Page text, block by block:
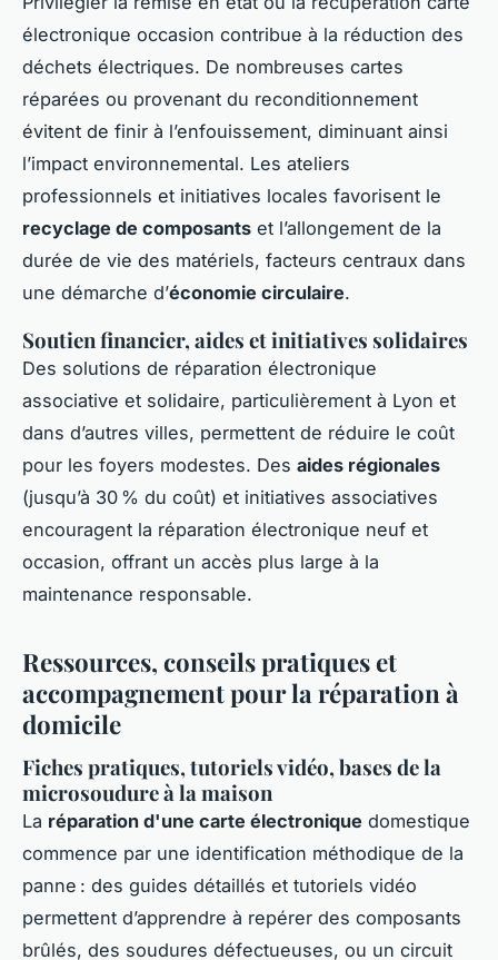
électronique occasion contribue à la réduction des
déchets électriques. De nombreuses cartes
réparées ou provenant du reconditionnement
évitent de finir à l’enfouissement, diminuant ainsi
l’impact environnemental. Les ateliers
professionnels et initiatives locales favorisent le
recyclage de composants et l’allongement de la
durée de vie des matériels, facteurs centraux dans
une démarche d’économie circulaire.
Soutien financier, aides et initiatives solidaires
Des solutions de réparation électronique
associative et solidaire, particulièrement à Lyon et
dans d’autres villes, permettent de réduire le coût
pour les foyers modestes. Des aides régionales
(jusqu’à 30 % du coût) et initiatives associatives
encouragent la réparation électronique neuf et
occasion, offrant un accès plus large à la
maintenance responsable.
Ressources, conseils pratiques et
accompagnement pour la réparation à
domicile
Fiches pratiques, tutoriels vidéo, bases de la
microsoudure à la maison
La réparation d'une carte électronique domestique
commence par une identification méthodique de la
panne : des guides détaillés et tutoriels vidéo
permettent d’apprendre à repérer des composants
brûlés, des soudures défectueuses, ou un circuit